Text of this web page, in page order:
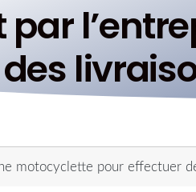
par
motocyclette pour effectuer